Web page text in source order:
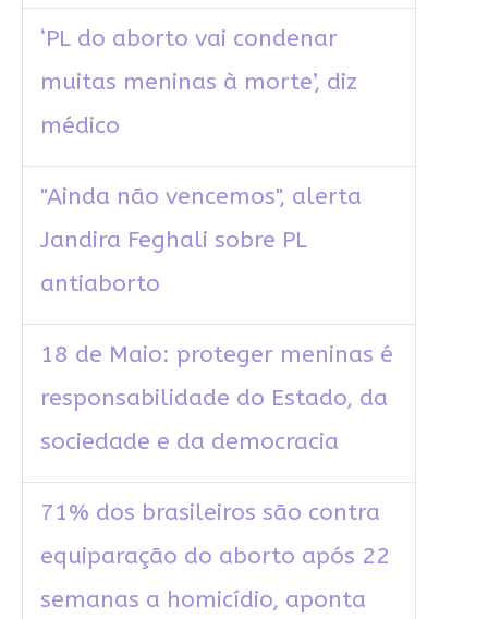
‘PL do aborto vai condenar
muitas meninas à morte’, diz
médico
"Ainda não vencemos", alerta
Jandira Feghali sobre PL
antiaborto
18 de Maio: proteger meninas é
responsabilidade do Estado, da
sociedade e da democracia
71% dos brasileiros são contra
equiparação do aborto após 22
semanas a homicídio, aponta